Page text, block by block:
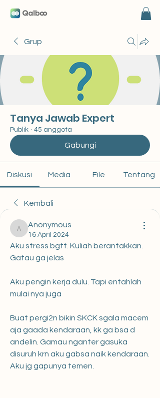
Grup
Tanya Jawab Expert
Publik · 45 anggota
Gabungi
Diskusi Media File Tentang
Kembali
Anonymous
Anonymous
16 April 2024
Aku stress bgtt. Kuliah berantakkan.
Gatau ga jelas
Aku pengin kerja dulu. Tapi entahlah
mulai nya juga
Buat pergi2n bikin SKCK sgala macem
aja gaada kendaraan, kk ga bsa d
andelin. Gamau nganter gasuka
disuruh krn aku gabsa naik kendaraan.
Aku jg gapunya temen.